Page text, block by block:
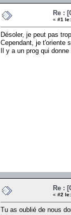
Re :
« #1 le:
Désoler, je peut pas
Cependant, je t'oriente
Il y a un prog qui
Re :
« #2 le:
Tu as oublié de nous